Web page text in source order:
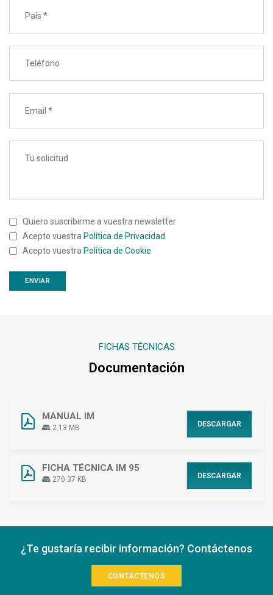
Quiero suscribirme a vuestra newsletter
Acepto vuestra Política de Privacidad
Acepto vuestra Política de Cookie
FICHAS TÉCNICAS
Documentación
MANUAL IM
2.13 MB DESCARGAR
FICHA TÉCNICA IM 95
270.37 KB DESCARGAR
¿Te gustaría recibir información? Contáctenos
CONTÁCTENOS